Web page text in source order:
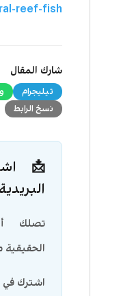
reef-fish
شارك المقال
تيليجرام
نسخ الرابط
📩
البريدية
تصلك
الحقيقية
اشترك في